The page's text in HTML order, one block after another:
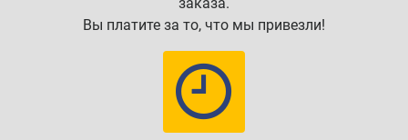
Вы платите за то, что мы привезли!